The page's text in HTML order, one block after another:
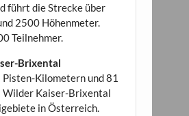
führt die Strecke über
2500 Höhenmeter.
Teilnehmer.
Brixental
Kilometern und 81
Kaiser-Brixental
in Österreich.